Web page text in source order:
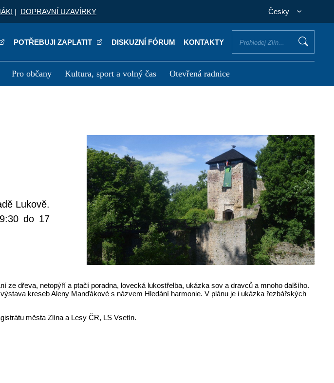
| DOPRAVNÍ UZAVÍRKY Česky
POTŘEBUJI ZAPLATIT DISKUZNÍ FÓRUM KONTAKTY
Pro občany Kultura, sport a volný čas Otevřená radnice
Lukově.
do 17
dřeva, netopýří a ptačí poradna, lovecká lukostřelba, ukázka sov a dravců a mnoho dalšího.
kreseb Aleny Manďákové s názvem Hledání harmonie. V plánu je i ukázka řezbářských
města Zlína a Lesy ČR, LS Vsetín.